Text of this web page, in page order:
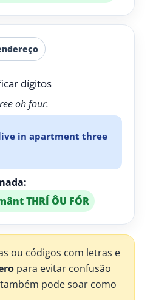
dígitos
oh four.
in apartment three
THRÍ ÔU FÓR
ou códigos com letras e
para evitar confusão
pode soar como